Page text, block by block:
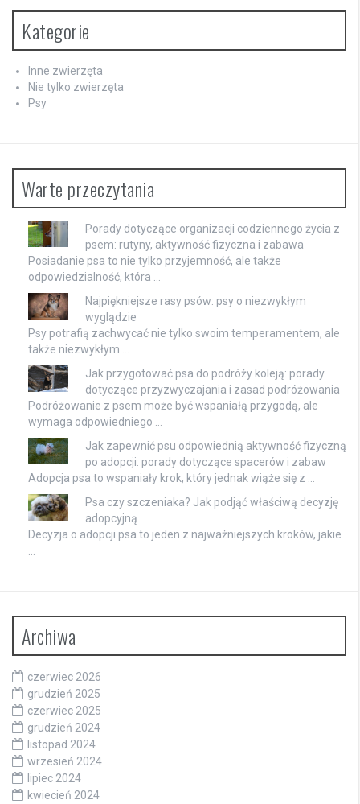
Kategorie
Inne zwierzęta
Nie tylko zwierzęta
Psy
Warte przeczytania
Porady dotyczące organizacji codziennego życia z
psem: rutyny, aktywność fizyczna i zabawa
Posiadanie psa to nie tylko przyjemność, ale także
odpowiedzialność, która …
Najpiękniejsze rasy psów: psy o niezwykłym
wyglądzie
Psy potrafią zachwycać nie tylko swoim temperamentem, ale
także niezwykłym …
Jak przygotować psa do podróży koleją: porady
dotyczące przyzwyczajania i zasad podróżowania
Podróżowanie z psem może być wspaniałą przygodą, ale
wymaga odpowiedniego …
Jak zapewnić psu odpowiednią aktywność fizyczną
po adopcji: porady dotyczące spacerów i zabaw
Adopcja psa to wspaniały krok, który jednak wiąże się z …
Psa czy szczeniaka? Jak podjąć właściwą decyzję
adopcyjną
Decyzja o adopcji psa to jeden z najważniejszych kroków, jakie
Archiwa
czerwiec 2026
grudzień 2025
czerwiec 2025
grudzień 2024
listopad 2024
wrzesień 2024
lipiec 2024
kwiecień 2024